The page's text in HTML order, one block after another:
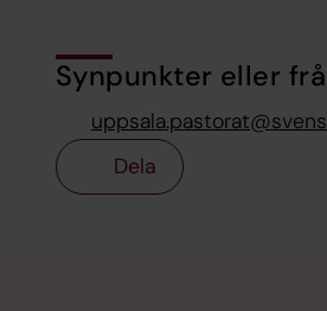
Synpunkter eller
Dela